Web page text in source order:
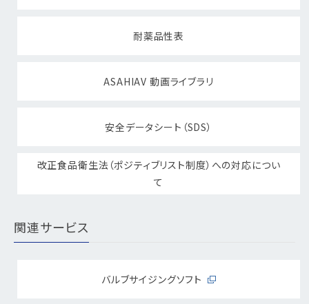
耐薬品性表
ASAHIAV 動画ライブラリ
安全データシート（SDS）
改正食品衛生法（ポジティブリスト制度）への対応につい
て
関連サービス
バルブサイジングソフト